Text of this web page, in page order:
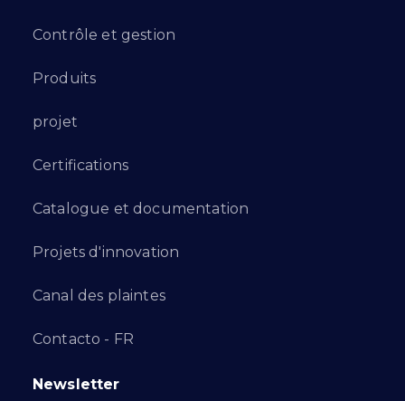
Contrôle et gestion
Produits
projet
Certifications
Catalogue et documentation
Projets d'innovation
Canal des plaintes
Contacto - FR
Newsletter